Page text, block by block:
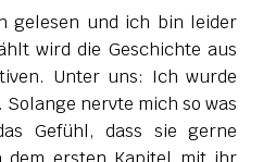
gelesen und ich bin leider
wird die Geschichte aus
Unter uns: Ich wurde
nervte mich so was
Gefühl, dass sie gerne